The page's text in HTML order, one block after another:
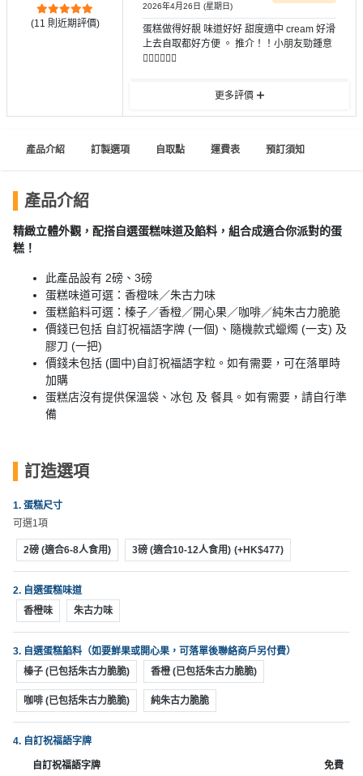
美
蛋
束
花
藝
品
訂
禮
佈
置
用
品
即
食
即
煮
系
列
聚
會
及
拍
拖
祝
日
拍
拖
企
司
動
子
活
動
活
員
知
件
夾
器
情
心
單
(11 則近期評價)
2026年4月26日 (星期日)
蛋糕做得好靚 味道好好 甜度適中 cream 好滑
上去自取都好方便 。 推介！！小朋友勁鍾意
👍🏻👍🏻👍🏻
更多評價
產品介紹 訂製選項 自取點 運費表 預訂須知
產品介紹
精緻立體外觀，配搭自選蛋糕味道及餡料，組合成適合你派對的蛋
糕！
此產品設有 2磅、3磅
蛋糕味道可選：香橙味／朱古力味
蛋糕餡料可選：榛子／香橙／開心果／咖啡／純朱古力脆脆
價錢已包括 自訂祝福語字牌 (一個)、隨機款式蠟燭 (一支) 及
膠刀 (一把)
價錢未包括 (圖中)自訂祝福語字粒。如有需要，可在落單時
加購
蛋糕店沒有提供保溫袋、冰包 及 餐具。如有需要，請自行準
備
訂造選項
1. 蛋糕尺寸
可選1項
2磅 (適合6-8人食用) 3磅 (適合10-12人食用) (+HK$477)
2. 自選蛋糕味道
香橙味
朱古力味
3. 自選蛋糕餡料（如要鮮果或開心果，可落單後聯絡商戶另付費）
榛子 (已包括朱古力脆脆)
香橙 (已包括朱古力脆脆)
咖啡 (已包括朱古力脆脆) 純朱古力脆脆
4. 自訂祝福語字牌
自訂祝福語字牌
免費